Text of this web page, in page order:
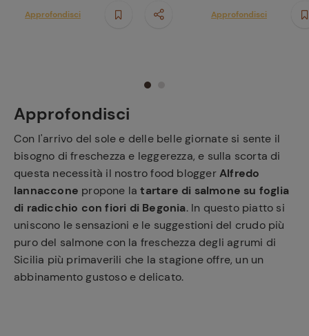
Approfondisci
Con l'arrivo del sole e delle belle giornate si sente il
bisogno di freschezza e leggerezza, e sulla scorta di
questa necessità il nostro food bloggerAlfredo
Iannaccone propone latartare di salmone su foglia
di radicchio con fiori di Begonia. In questo piatto si
uniscono le sensazioni e le suggestioni del crudo più
puro del salmone con la freschezza degli agrumi di
Sicilia più primaverili che la stagione offre, un un
abbinamento gustoso e delicato.
Approfondisci Approfondisci